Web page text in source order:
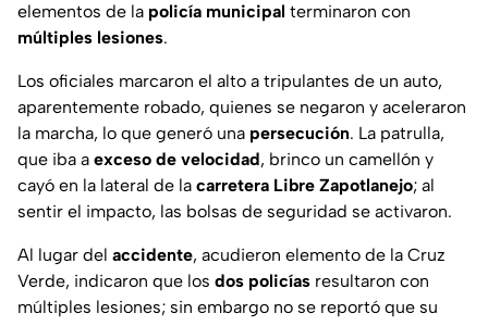
elementos de la policía municipal terminaron con
múltiples lesiones.
Los oficiales marcaron el alto a tripulantes de un auto,
aparentemente robado, quienes se negaron y aceleraron
la marcha, lo que generó una persecución. La patrulla,
que iba a exceso de velocidad, brinco un camellón y
cayó en la lateral de la carretera Libre Zapotlanejo; al
sentir el impacto, las bolsas de seguridad se activaron.
Al lugar del accidente, acudieron elemento de la Cruz
Verde, indicaron que los dos policías resultaron con
múltiples lesiones; sin embargo no se reportó que su